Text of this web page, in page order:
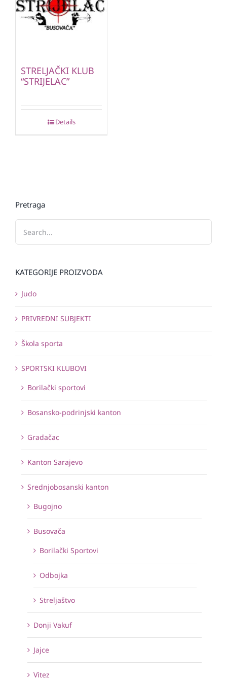
STRELJAČKI KLUB
“STRIJELAC”
Details
Pretraga
KATEGORIJE PROIZVODA
Judo
PRIVREDNI SUBJEKTI
Škola sporta
SPORTSKI KLUBOVI
Borilački sportovi
Bosansko-podrinjski kanton
Gradačac
Kanton Sarajevo
Srednjobosanski kanton
Bugojno
Busovača
Borilački Sportovi
Odbojka
Streljaštvo
Donji Vakuf
Jajce
Vitez